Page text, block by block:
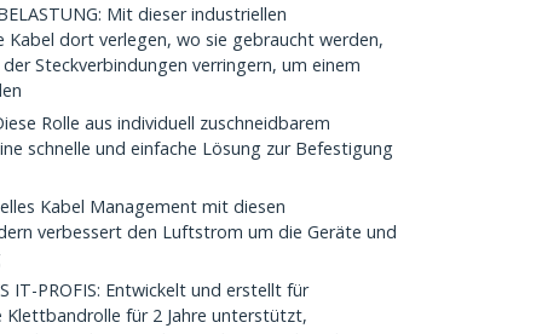
Mit dieser industriellen
Kabel dort verlegen, wo sie gebraucht werden,
Steckverbindungen verringern, um einem
Rolle aus individuell zuschneidbarem
schnelle und einfache Lösung zur Befestigung
Kabel Management mit diesen
verbessert den Luftstrom um die Geräte und
IT-PROFIS: Entwickelt und erstellt für
für 2 Jahre unterstützt,